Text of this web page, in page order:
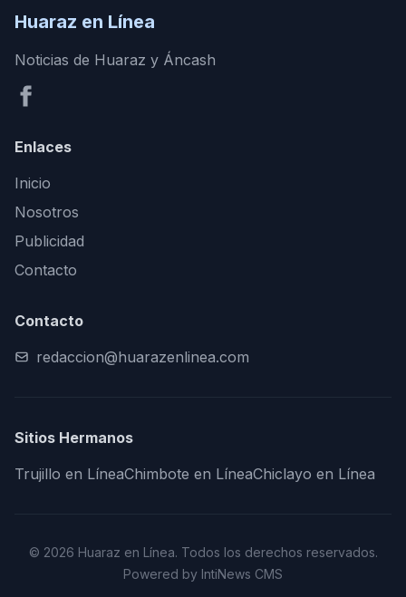
Huaraz en Línea
Noticias de Huaraz y Áncash
Enlaces
Inicio
Nosotros
Publicidad
Contacto
Contacto
redaccion@huarazenlinea.com
Sitios Hermanos
Trujillo en LíneaChimbote en LíneaChiclayo en Línea
© 2026 Huaraz en Línea. Todos los derechos reservados.
Powered by IntiNews CMS